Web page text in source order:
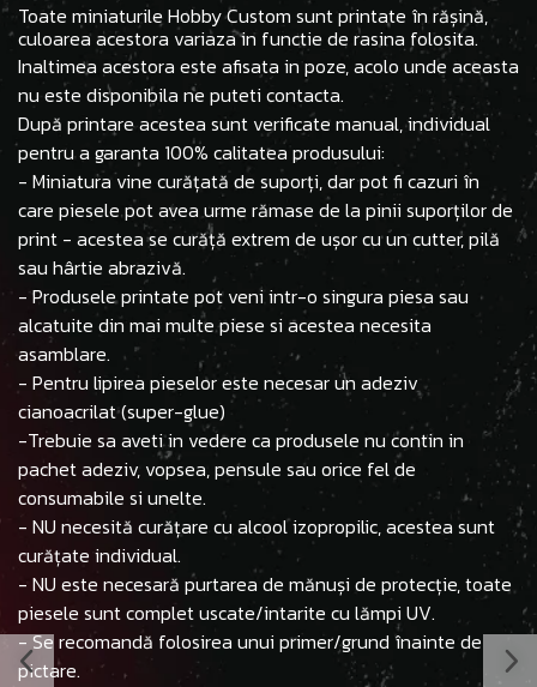
Toate miniaturile Hobby Custom sunt printate în rășină,
culoarea acestora variaza in functie de rasina folosita.
Inaltimea acestora este afisata in poze, acolo unde aceasta
nu este disponibila ne puteti contacta.
După printare acestea sunt verificate manual, individual
pentru a garanta 100% calitatea produsului:
- Miniatura vine curățată de suporți, dar pot fi cazuri în
care piesele pot avea urme rămase de la pinii suporților de
print - acestea se curăță extrem de ușor cu un cutter, pilă
sau hârtie abrazivă.
- Produsele printate pot veni intr-o singura piesa sau
alcatuite din mai multe piese si acestea necesita
asamblare.
- Pentru lipirea pieselor este necesar un adeziv
cianoacrilat (super-glue)
-Trebuie sa aveti in vedere ca produsele nu contin in
pachet adeziv, vopsea, pensule sau orice fel de
consumabile si unelte.
- NU necesită curățare cu alcool izopropilic, acestea sunt
curățate individual.
- NU este necesară purtarea de mănuși de protecție, toate
piesele sunt complet uscate/intarite cu lămpi UV.
- Se recomandă folosirea unui primer/grund înainte de
pictare.